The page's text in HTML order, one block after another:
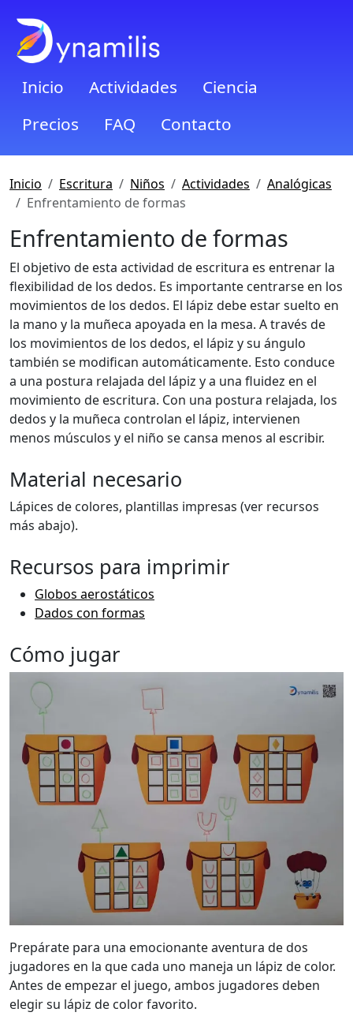
Inicio Actividades
Ciencia
Precios
FAQ Contacto
Inicio Escritura Niños Actividades
Analógicas
Enfrentamiento de formas
Enfrentamiento de formas
El objetivo de esta actividad de escritura es entrenar la
flexibilidad de los dedos. Es importante centrarse en los
movimientos de los dedos. El lápiz debe estar suelto en
la mano y la muñeca apoyada en la mesa. A través de
los movimientos de los dedos, el lápiz y su ángulo
también se modifican automáticamente. Esto conduce
a una postura relajada del lápiz y a una fluidez en el
movimiento de escritura. Con una postura relajada, los
dedos y la muñeca controlan el lápiz, intervienen
menos músculos y el niño se cansa menos al escribir.
Material necesario
Lápices de colores, plantillas impresas (ver recursos
más abajo).
Recursos para imprimir
Globos aerostáticos
Dados con formas
Cómo jugar
Prepárate para una emocionante aventura de dos
jugadores en la que cada uno maneja un lápiz de color.
Antes de empezar el juego, ambos jugadores deben
elegir su lápiz de color favorito.